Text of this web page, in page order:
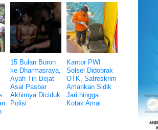
15 Bulan Buron
ke Dharmasraya,
Ayah Tiri Bejat
Asal Pasbar
Akhirnya Diciduk
Polisi
Kantor PWI
Solsel Didobrak
OTK, Satreskrim
Amankan Sidik
Jari hingga
Kotak Amal